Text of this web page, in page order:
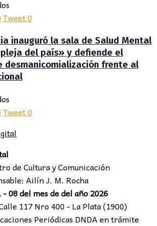
Tweet0
inauguró la sala de Salud Mental
del país» y defiende el
desmanicomialización frente al
Tweet0
de Cultura y Comunicación
Ailín J. M. Rocha
- 08 del mes de del año 2026
117 Nro 400 - La Plata (1900)
Periódicas DNDA en trámite